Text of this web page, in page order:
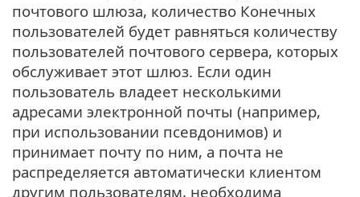
почтового шлюза, количество Конечных
пользователей будет равняться количеству
пользователей почтового сервера, которых
обслуживает этот шлюз. Если один
пользователь владеет несколькими
адресами электронной почты (например,
при использовании псевдонимов) и
принимает почту по ним, а почта не
распределяется автоматически клиентом
другим пользователям, необходима